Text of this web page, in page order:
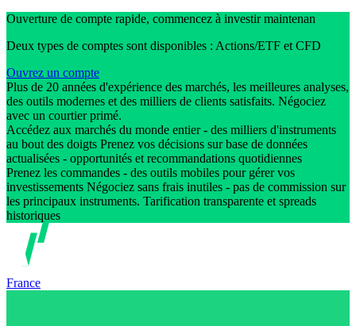
Ouverture de compte rapide, commencez à investir maintenan
Deux types de comptes sont disponibles : Actions/ETF et CFD
Ouvrez un compte
Plus de 20 années d'expérience des marchés, les meilleures analyses,
des outils modernes et des milliers de clients satisfaits. Négociez
avec un courtier primé.
Accédez aux marchés du monde entier - des milliers d'instruments
au bout des doigts Prenez vos décisions sur base de données
actualisées - opportunités et recommandations quotidiennes
Prenez les commandes - des outils mobiles pour gérer vos
investissements Négociez sans frais inutiles - pas de commission sur
les principaux instruments. Tarification transparente et spreads
historiques
France